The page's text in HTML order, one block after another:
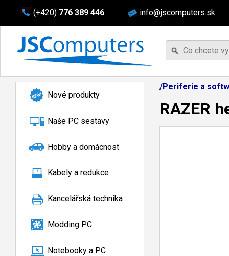
(+420) 776 389 446 info@jscomputers.sk
Nové produkty
Naše PC sestavy
Hobby a domácnost
Kabely a redukce
Kancelářská technika
Modding PC
Notebooky a PC
/Periferie a
RAZER